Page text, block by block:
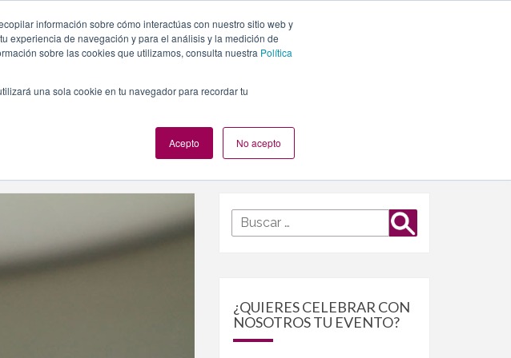
información sobre cómo interactúas con nuestro sitio web y
experiencia de navegación y para el análisis y la medición de
sobre las cookies que utilizamos, consulta nuestra Política
una sola cookie en tu navegador para recordar tu
Acepto No acepto
SOMOS TE OFRECEMOS PLANES NUESTROS EVENTOS
Buscar
por:
Buscar
¿QUIERES CELEBRAR CON
NOSOTROS TU EVENTO?